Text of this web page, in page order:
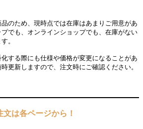
のため、現時点では在庫はあまりご用意があ
でも、オンラインショップでも、在庫がない
。
する際にも仕様や価格が変更になることがあ
更新しますので、注文時にご確認ください。
文は各ページから！